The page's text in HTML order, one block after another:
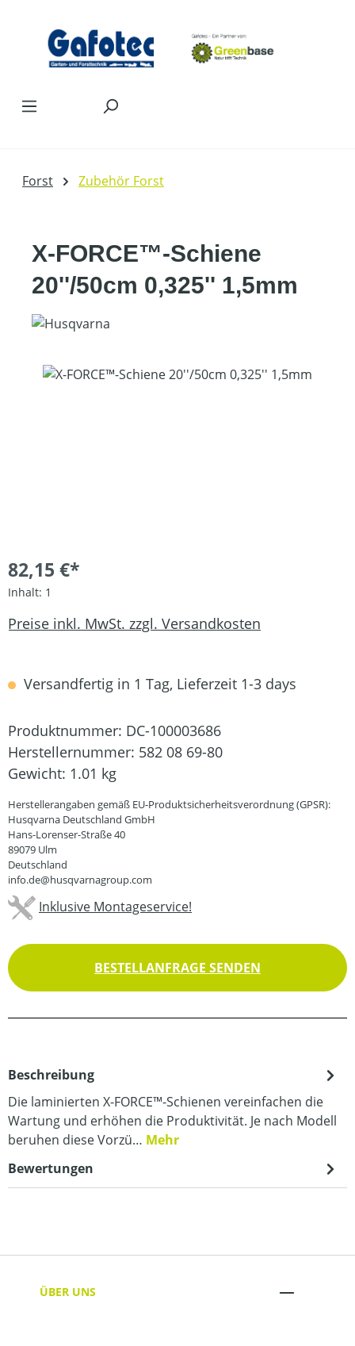
Forst Zubehör Forst
X-FORCE™-Schiene
20''/50cm 0,325'' 1,5mm
Bildergalerie überspringen
82,15 €*
Inhalt: 1
Preise inkl. MwSt. zzgl. Versandkosten
Versandfertig in 1 Tag, Lieferzeit 1-3 days
Produktnummer: DC-100003686
Herstellernummer: 582 08 69-80
Gewicht: 1.01 kg
Herstellerangaben gemäß EU-Produktsicherheitsverordnung (GPSR):
Husqvarna Deutschland GmbH
Hans-Lorenser-Straße 40
89079 Ulm
Deutschland
info.de@husqvarnagroup.com
Inklusive Montageservice!
BESTELLANFRAGE SENDEN
Beschreibung
Die laminierten X-FORCE™-Schienen vereinfachen die
Wartung und erhöhen die Produktivität. Je nach Modell
beruhen diese Vorzü… Mehr
Bewertungen
ÜBER UNS